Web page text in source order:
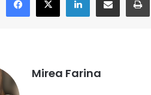
Mirea Farina